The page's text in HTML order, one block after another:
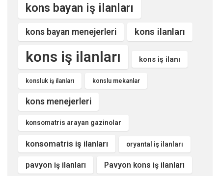
kons bayan iş ilanları
kons bayan menejerleri kons ilanları
kons iş ilanları kons iş ilanı
konsluk iş ilanları konslu mekanlar
kons menejerleri
konsomatris arayan gazinolar
konsomatris iş ilanları oryantal iş ilanları
pavyon iş ilanları Pavyon kons iş ilanları